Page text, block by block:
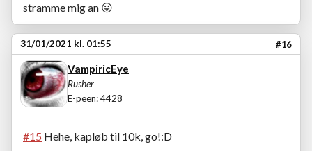
stramme mig an 😛
31/01/2021 kl. 01:55 #16
VampiricEye
Rusher
E-peen: 4428
#15 Hehe, kapløb til 10k, go!:D